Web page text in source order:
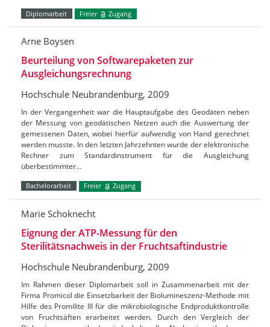
Diplomarbeit Freier Zugang
Arne Boysen
Beurteilung von Softwarepaketen zur
Ausgleichungsrechnung
Hochschule Neubrandenburg, 2009
In der Vergangenheit war die Hauptaufgabe des Geodäten neben
der Messung von geodätischen Netzen auch die Auswertung der
gemessenen Daten, wobei hierfür aufwendig von Hand gerechnet
werden musste. In den letzten Jahrzehnten wurde der elektronische
Rechner zum Standardinstrument für die Ausgleichung
überbestimmter…
Bachelorarbeit Freier Zugang
Marie Schoknecht
Eignung der ATP-Messung für den
Sterilitätsnachweis in der Fruchtsaftindustrie
Hochschule Neubrandenburg, 2009
Im Rahmen dieser Diplomarbeit soll in Zusammenarbeit mit der
Firma Promicol die Einsetzbarkeit der Biolumineszenz-Methode mit
Hilfe des Promilite III für die mikrobiologische Endproduktkontrolle
von Fruchtsäften erarbeitet werden. Durch den Vergleich der